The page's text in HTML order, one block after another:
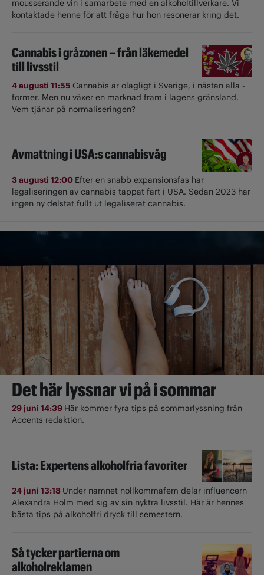
mousserande vin i samarbete med en alkoholtillverkare. Vi
kontaktade henne för att fråga hur hon resonerar kring det.
Cannabis i gråzonen – från läkemedel
till livsstil
4 augusti 11:55 Cannabis är olagligt i ­Sverige, i nästan alla ­
former. Men nu växer en marknad fram i lagens gränsland.
Vem tjänar på normaliseringen?
Avmattning i USA:s cannabisvåg
3 augusti 12:00 Efter en snabb expansionsfas har
legaliseringen av cannabis tappat fart i USA. Sedan 2023 har
ingen ny delstat fullt ut ­legaliserat cannabis.
Det här lyssnar vi på i sommar
29 juni 14:39 Här kommer fyra tips på sommarlyssning från
Accents redaktion.
Lista: Expertens alkoholfria favoriter
24 juni 13:18 Under namnet nollkommafem delar influencern
Alexandra Holm med sig av sin nyktra livsstil. Här är hennes
bästa tips på alkoholfri dryck till semestern.
Så tycker partierna om
alkoholreklamen